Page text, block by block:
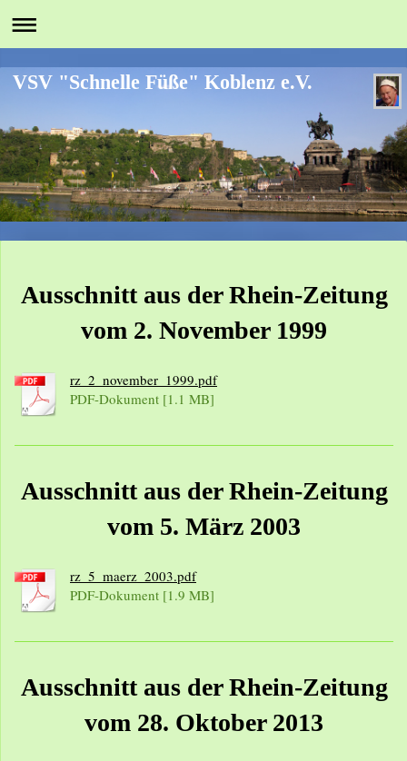
VSV "Schnelle Füße" Koblenz e.V.
Ausschnitt aus der Rhein-Zeitung
vom 2. November 1999
rz_2_november_1999.pdf
PDF-Dokument [1.1 MB]
Ausschnitt aus der Rhein-Zeitung
vom 5. März 2003
rz_5_maerz_2003.pdf
PDF-Dokument [1.9 MB]
Ausschnitt aus der Rhein-Zeitung
vom 28. Oktober 2013